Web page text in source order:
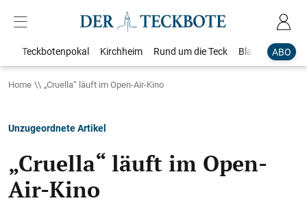
ABO
Teckbotenpokal Kirchheim Rund um die Teck Blaulicht
Home „Cruella“ läuft im Open-Air-Kino
Unzugeordnete Artikel
„Cruella“ läuft im Open-
Air-Kino